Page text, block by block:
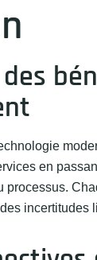
des
en
processus.
incertitudes